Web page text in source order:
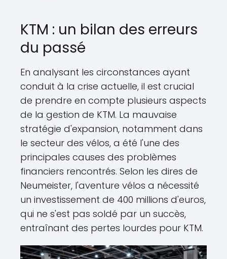
KTM : un bilan des erreurs
du passé
En analysant les circonstances ayant
conduit à la crise actuelle, il est crucial
de prendre en compte plusieurs aspects
de la gestion de KTM. La mauvaise
stratégie d'expansion, notamment dans
le secteur des vélos, a été l'une des
principales causes des problèmes
financiers rencontrés. Selon les dires de
Neumeister, l'aventure vélos a nécessité
un investissement de 400 millions d'euros,
qui ne s'est pas soldé par un succès,
entraînant des pertes lourdes pour KTM.